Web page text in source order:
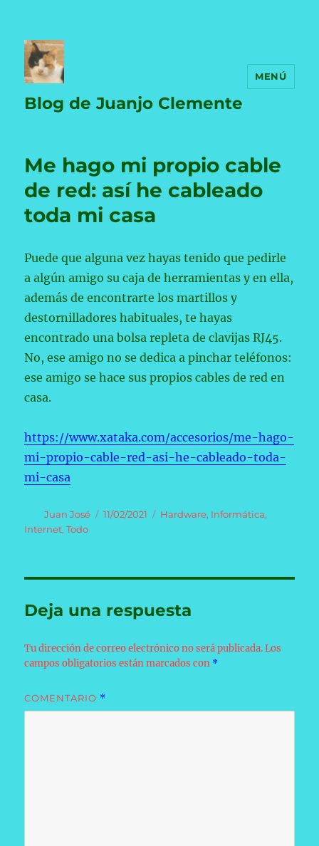
Blog de Juanjo Clemente
MENÚ
Me hago mi propio cable
de red: así he cableado
toda mi casa
Puede que alguna vez hayas tenido que pedirle
a algún amigo su caja de herramientas y en ella,
además de encontrarte los martillos y
destornilladores habituales, te hayas
encontrado una bolsa repleta de clavijas RJ45.
No, ese amigo no se dedica a pinchar teléfonos:
ese amigo se hace sus propios cables de red en
casa.
https://www.xataka.com/accesorios/me-hago-
mi-propio-cable-red-asi-he-cableado-toda-
mi-casa
Autor
Juan José
Publicado
11/02/2021 Categorías
Hardware, Informática,
Internet,Todo
Deja una respuesta
Tu dirección de correo electrónico no será publicada. Los
campos obligatorios están marcados con *
COMENTARIO *